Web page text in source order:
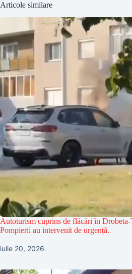
Articole similare
Autoturism cuprins de flăcări în
Pompierii au intervenit de urgență.
iulie 20, 2026